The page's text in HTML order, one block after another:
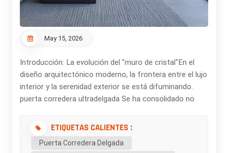
May 15, 2026
Introducción: La evolución del "muro de cristal"En el
diseño arquitectónico moderno, la frontera entre el lujo
interior y la serenidad exterior se está difuminando.
puerta corredera ultradelgada Se ha consolidado no
una pieza clave que transforma los hogares en galerías
panorámicas. Tanto si diseña una villa costera de lujo
como un ático urbano minimalista, elegir la puerta
ETIQUETAS CALIENTES :
Puerta Corredera Delgada